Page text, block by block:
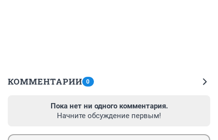
КОММЕНТАРИИ 0
Пока нет ни одного комментария.
Начните обсуждение первым!